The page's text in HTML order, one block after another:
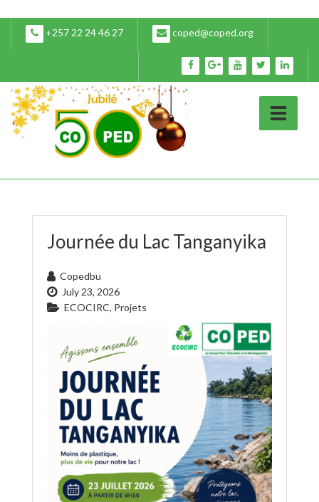
+257 22 24 46 27 coped@coped.org
Journée du Lac Tanganyika
Copedbu
July 23, 2026
ECOCIRC, Projets